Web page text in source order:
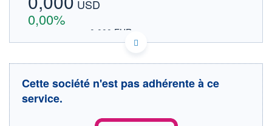
USD
0,00%
0,000 EUR
US4262811015 US4262811015
DONNÉES TEMPS DIFFÉRÉ
Cotation sur les autres places
0,000
Cette société n'est pas adhérente à ce
service.